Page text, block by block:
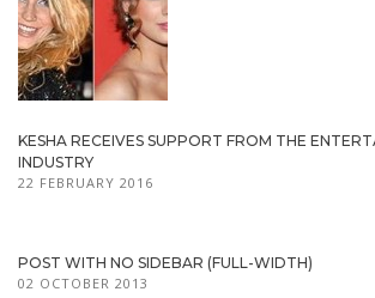
KESHA RECEIVES SUPPORT FROM THE
INDUSTRY
22 FEBRUARY 2016
POST WITH NO SIDEBAR (FULL-WIDTH)
02 OCTOBER 2013